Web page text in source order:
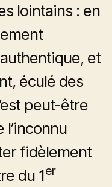
lointains : en
et
éculé des
peut-être
fidèlement
du 1er